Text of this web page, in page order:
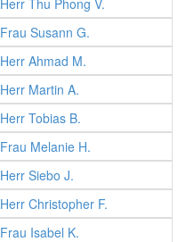
Herr Thu Phong V.
Frau Susann G.
Herr Ahmad M.
Herr Martin A.
Herr Tobias B.
Frau Melanie H.
Herr Siebo J.
Herr Christopher F.
Frau Isabel K.